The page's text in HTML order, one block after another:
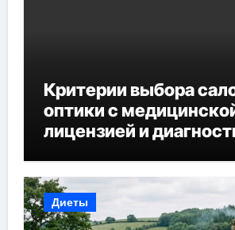
Критерии выбора
оптики с
лицензией и
Диеты